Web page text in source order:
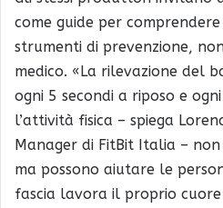
come guide per
strumenti di prevenzione,
medico. «La rilevazione del
ogni 5 secondi a riposo e
l’attività fisica – spiega
Manager di FitBit Italia – non
ma possono aiutare le
fascia lavora il proprio cuore